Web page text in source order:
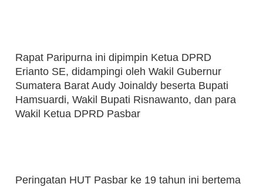
Rapat Paripurna ini dipimpin Ketua DPRD
Erianto SE, didampingi oleh Wakil Gubernur
Sumatera Barat Audy Joinaldy beserta Bupati
Hamsuardi, Wakil Bupati Risnawanto, dan para
Wakil Ketua DPRD Pasbar
Peringatan HUT Pasbar ke 19 tahun ini bertema